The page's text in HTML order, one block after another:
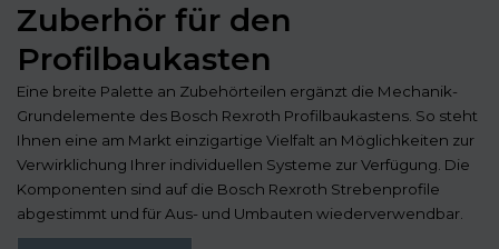
Zuberhör für den
Profilbaukasten
Eine breite Palette an Zubehörteilen ergänzt die Mechanik-
Grundelemente des Bosch Rexroth Profilbaukastens. So steht
Ihnen eine am Markt einzigartige Vielfalt an Möglichkeiten zur
Verwirklichung Ihrer individuellen Systeme zur Verfügung. Die
Komponenten sind auf die Bosch Rexroth Strebenprofile
abgestimmt und für Aus- und Umbauten wiederverwendbar.